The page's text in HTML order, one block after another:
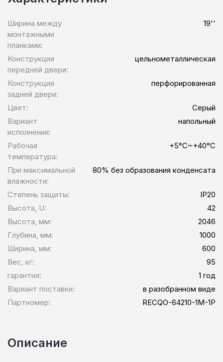
Ширина между
монтажными
планками:
19''
Конструкция
передней двери:
цельнометаллическая
Конструкция
задней двери:
перфорированная
Цвет:
Серый
Вариант
исполнения:
напольный
Рабочая
температура:
+5°C~+40°C
При максимальной
влажности:
80% без образования конденсата
Степень защиты:
IP20
Высота, U:
42
Высота, мм:
2046
Глубина, мм:
1000
Ширина, мм:
600
Вес, кг:
95
гарантия:
1 год
Вариант поставки:
в разобранном виде
Партномер:
RECQO-64210-1M-1P
Описание